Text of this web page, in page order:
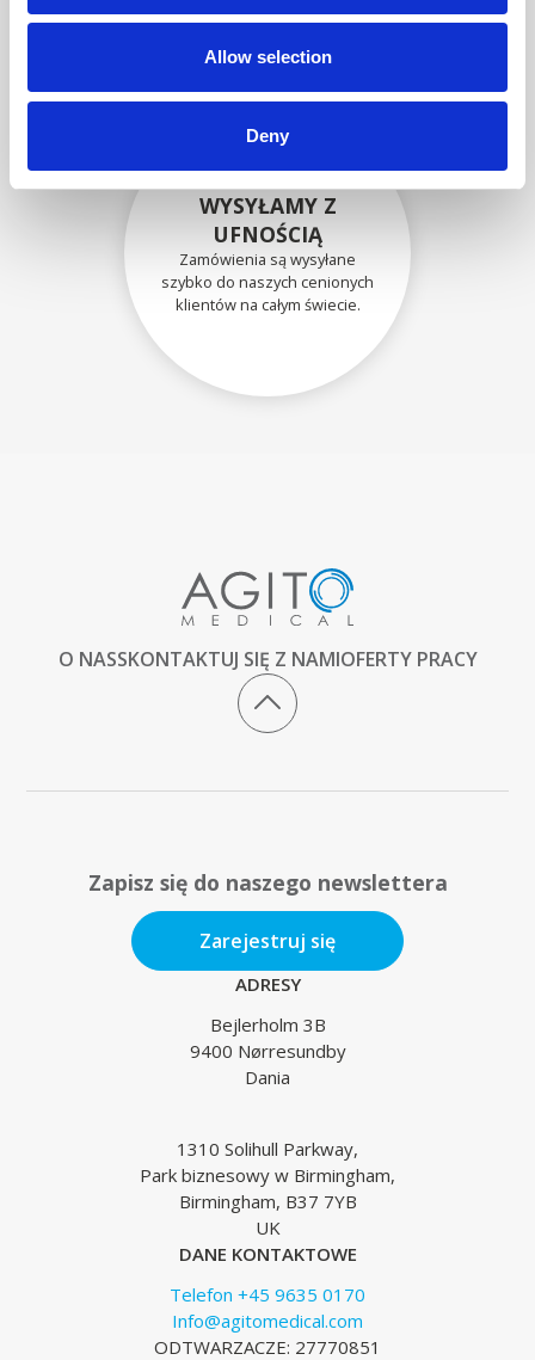
Allow selection
Deny
użyciu odpowiednich
materiałów.
WYSYŁAMY Z
UFNOŚCIĄ
Zamówienia są wysyłane
szybko do naszych cenionych
klientów na całym świecie.
O NASSKONTAKTUJ SIĘ Z NAMIOFERTY PRACY
Zapisz się do naszego newslettera
Zarejestruj się
ADRESY
Bejlerholm 3B
9400 Nørresundby
Dania
1310 Solihull Parkway,
Park biznesowy w Birmingham,
Birmingham, B37 7YB
UK
DANE KONTAKTOWE
Telefon +45 9635 0170
Info@agitomedical.com
ODTWARZACZE: 27770851